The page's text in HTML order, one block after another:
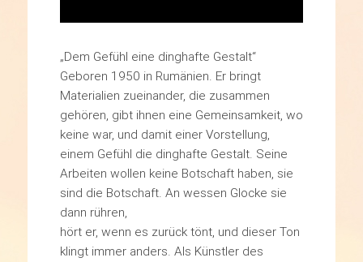
„Dem Gefühl eine dinghafte Gestalt“
Geboren 1950 in Rumänien. Er bringt
Materialien zueinander, die zusammen
gehören, gibt ihnen eine Gemeinsamkeit, wo
keine war, und damit einer Vorstellung,
einem Gefühl die dinghafte Gestalt. Seine
Arbeiten wollen keine Botschaft haben, sie
sind die Botschaft. An wessen Glocke sie
dann rühren,
hört er, wenn es zurück tönt, und dieser Ton
klingt immer anders. Als Künstler des